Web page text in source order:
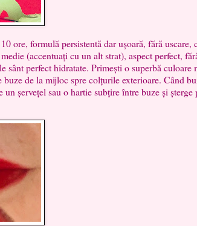
formulă persistentă dar ușoară, fără uscare,
(accentuați cu un alt strat), aspect perfect,
perfect hidratate. Primești o superbă culoare
de la mijloc spre colțurile exterioare. Când
șervețel sau o hartie subțire între buze și